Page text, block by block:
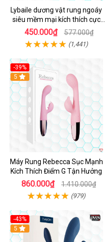
Lybaile dương vật rung ngoáy
siêu mềm mại kích thích cực
mạnh
450.000₫ 577.000₫
(1,441)
-39%
Hot
5
Máy Rung Rebecca Sục Mạnh
Kích Thích Điểm G Tận Hưởng
860.000₫ 1.410.000₫
(979)
-43%
Hot
5